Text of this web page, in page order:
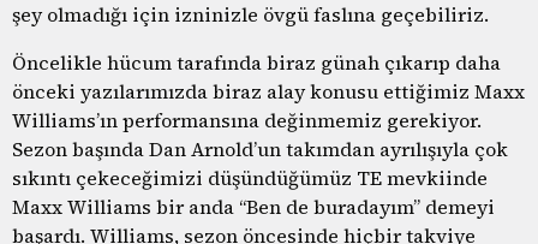
şey olmadığı için izninizle övgü faslına geçebiliriz.
Öncelikle hücum tarafında biraz günah çıkarıp daha
önceki yazılarımızda biraz alay konusu ettiğimiz Maxx
Williams’ın performansına değinmemiz gerekiyor.
Sezon başında Dan Arnold’un takımdan ayrılışıyla çok
sıkıntı çekeceğimizi düşündüğümüz TE mevkiinde
Maxx Williams bir anda “Ben de buradayım” demeyi
başardı. Williams, sezon öncesinde hiçbir takviye